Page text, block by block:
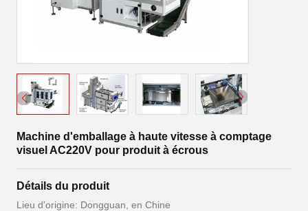
Machine d'emballage à haute vitesse à comptage
visuel AC220V pour produit à écrous
Détails du produit
Lieu d'origine: Dongguan, en Chine